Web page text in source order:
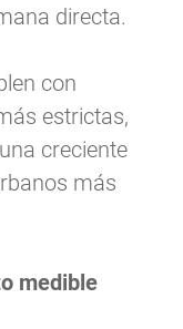
directa.
con
estrictas,
creciente
más
medible